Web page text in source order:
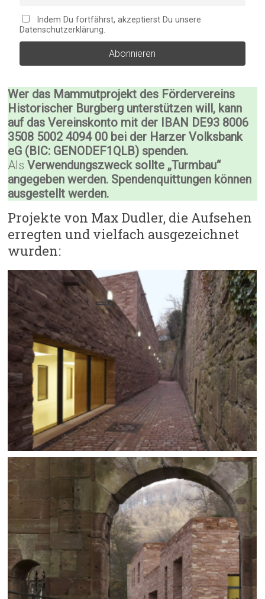
Indem Du fortfährst, akzeptierst Du unsere
Datenschutzerklärung.
Wer das Mammutprojekt des Fördervereins
Historischer Burgberg unterstützen will, kann
auf das Vereinskonto mit der IBAN DE93 8006
3508 5002 4094 00 bei der Harzer Volksbank
eG (BIC: GENODEF1QLB) spenden.
AlsVerwendungszweck sollte „Turmbau“
angegeben werden. Spendenquittungen können
ausgestellt werden.
Projekte von Max Dudler, die Aufsehen
erregten und vielfach ausgezeichnet
wurden: